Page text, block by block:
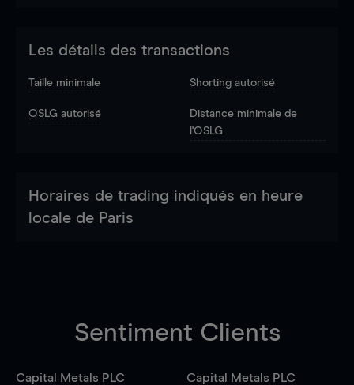
Les détails des transactions
Taille minimale Shorting autorisé
OSLG autorisé
Distance minimale de
l'OSLG
Horaires de trading indiqués en heure
locale de Paris
Sentiment Clients
Capital Metals PLC
Capital Metals PLC